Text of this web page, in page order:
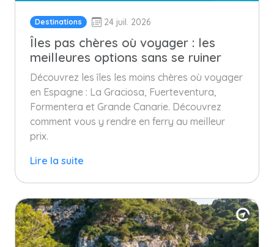
Destinations 24 juil. 2026
Îles pas chères où voyager : les
meilleures options sans se ruiner
Découvrez les îles les moins chères où voyager
en Espagne : La Graciosa, Fuerteventura,
Formentera et Grande Canarie. Découvrez
comment vous y rendre en ferry au meilleur
prix.
Lire la suite